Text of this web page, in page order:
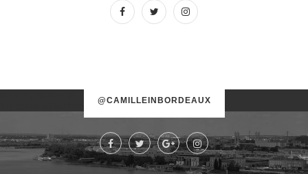
@CAMILLEINBORDEAUX
Try some other hashtag or username